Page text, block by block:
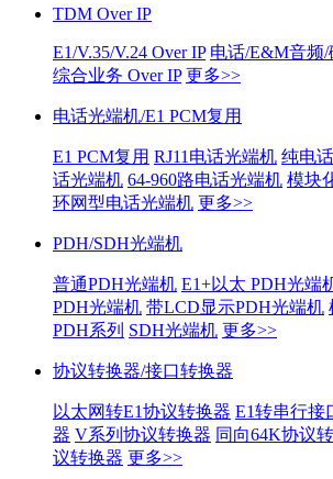
TDM Over IP
E1/V.35/V.24 Over IP 电话/E&M音频/
综合业务 Over IP 更多>>
电话光端机/E1 PCM复用
E1 PCM复用 RJ11电话光端机 纯电
话光端机 64-960路电话光端机 模块
环网型电话光端机 更多>>
PDH/SDH光端机
普通PDH光端机 E1+以太 PDH光端
PDH光端机 带LCD显示PDH光端机
PDH系列 SDH光端机 更多>>
协议转换器/接口转换器
以太网转E1协议转换器 E1转串行接
器 V系列协议转换器 同向64K协议
议转换器 更多>>